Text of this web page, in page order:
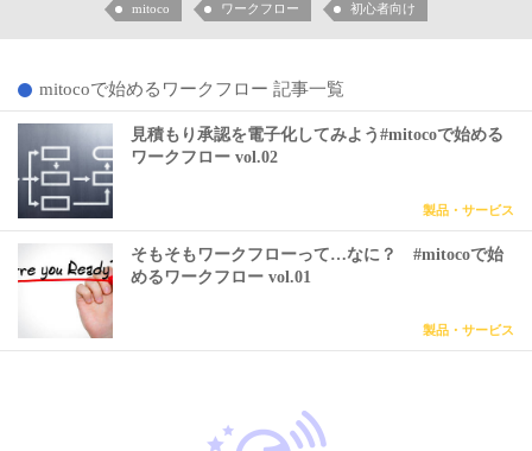
mitoco ワークフロー 初心者向け
mitocoで始めるワークフロー 記事一覧
見積もり承認を電子化してみよう#mitocoで始める
ワークフロー vol.02
製品・サービス
そもそもワークフローって…なに？ #mitocoで始
めるワークフロー vol.01
製品・サービス